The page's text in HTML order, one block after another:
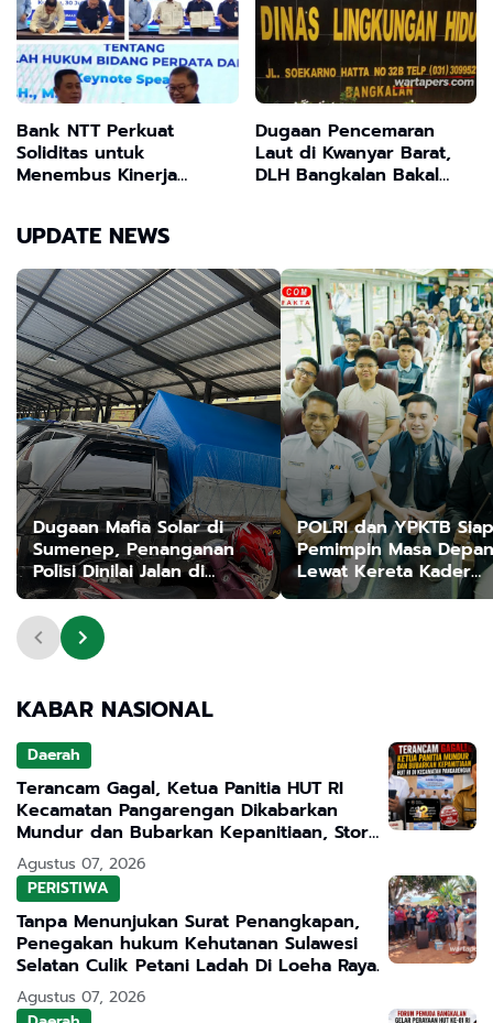
Bank NTT Perkuat
Soliditas untuk
Menembus Kinerja
Dugaan Pencemaran
Laut di Kwanyar Barat,
DLH Bangkalan Bakal
UPDATE NEWS
Dugaan Mafia Solar di
Sumenep, Penanganan
Polisi Dinilai Jalan di
Tempat
POLRI dan YPKTB
Pemimpin Masa Depan
Lewat Kereta Kader
Bangsa: “Students of
KABAR NASIONAL
Daerah
Terancam Gagal, Ketua Panitia HUT RI
Kecamatan Pangarengan Dikabarkan
Mundur dan Bubarkan Kepanitiaan, Story
WhatsApp ASN Jadi Sorotan
Agustus 07, 2026
PERISTIWA
Tanpa Menunjukan Surat Penangkapan,
Penegakan hukum Kehutanan Sulawesi
Selatan Culik Petani Ladah Di Loeha Raya.
Agustus 07, 2026